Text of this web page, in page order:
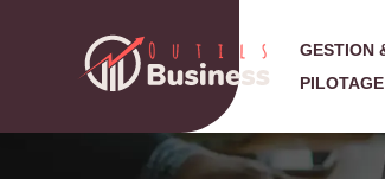
GESTION
PILOTAGE